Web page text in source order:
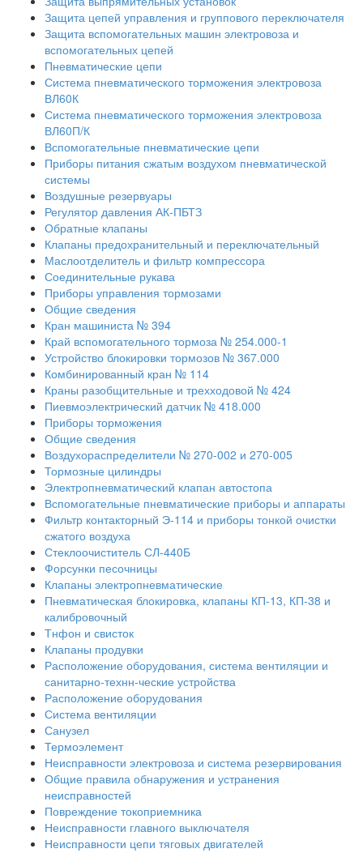
Защита цепей управления и группового переключателя
Защита вспомогательных машин электровоза и
вспомогательных цепей
Пневматические цепи
Система пневматического торможения электровоза
ВЛ60К
Система пневматического торможения электровоза
ВЛ60П/К
Вспомогательные пневматические цепи
Приборы питания сжатым воздухом пневматической
системы
Воздушные резервуары
Регулятор давления АК-ПБТЗ
Обратные клапаны
Клапаны предохранительный и переключательный
Маслоотделитель и фильтр компрессора
Соединительные рукава
Приборы управления тормозами
Общие сведения
Кран машиниста № 394
Край вспомогательного тормоза № 254.000-1
Устройство блокировки тормозов № 367.000
Комбинированный кран № 114
Краны разобщительные и трехходовой № 424
Пиевмоэлектрический датчик № 418.000
Приборы торможения
Общие сведения
Воздухораспределители № 270-002 и 270-005
Тормозные цилиндры
Электропневматический клапан автостопа
Вспомогательные пневматические приборы и аппараты
Фильтр контакторный Э-114 и приборы тонкой очистки
сжатого воздуха
Стеклоочиститель СЛ-440Б
Форсунки песочницы
Клапаны электропневматические
Пневматическая блокировка, клапаны КП-13, КП-38 и
калибровочный
Тнфон и свисток
Клапаны продувки
Расположение оборудования, система вентиляции и
санитарно-технн-ческие устройства
Расположение оборудования
Система вентиляции
Санузел
Термоэлемент
Неисправности электровоза и система резервирования
Общие правила обнаружения и устранения
неисправностей
Повреждение токоприемника
Неисправности главного выключателя
Неисправности цепи тяговых двигателей